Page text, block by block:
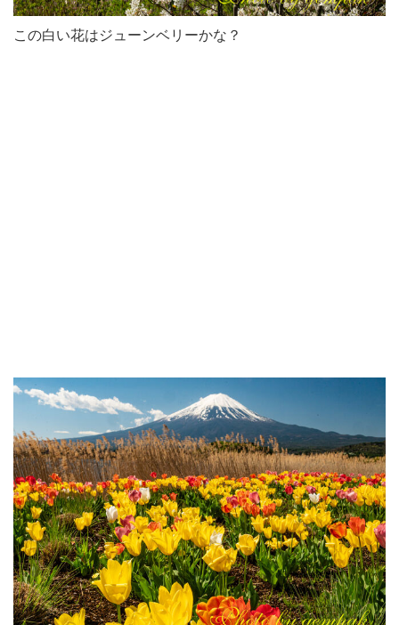
この白い花はジューンベリーかな？